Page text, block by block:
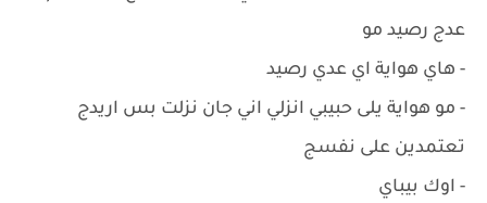
عدج رصيد مو
- هاي هواية اي عدي رصيد
- مو هواية يلى حبيبي انزلي اني جان نزلت بس اريدج
تعتمدين على نفسج
- اوك بيباي